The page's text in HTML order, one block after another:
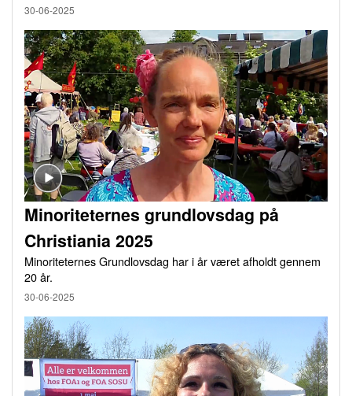
30-06-2025
Minoriteternes grundlovsdag på
Christiania 2025
Minoriteternes Grundlovsdag har i år været afholdt gennem
20 år.
30-06-2025